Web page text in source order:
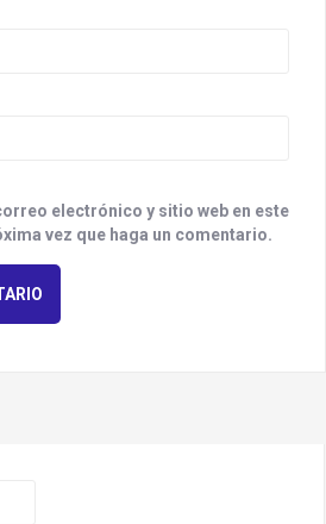
electrónico y sitio web en este
vez que haga un comentario.